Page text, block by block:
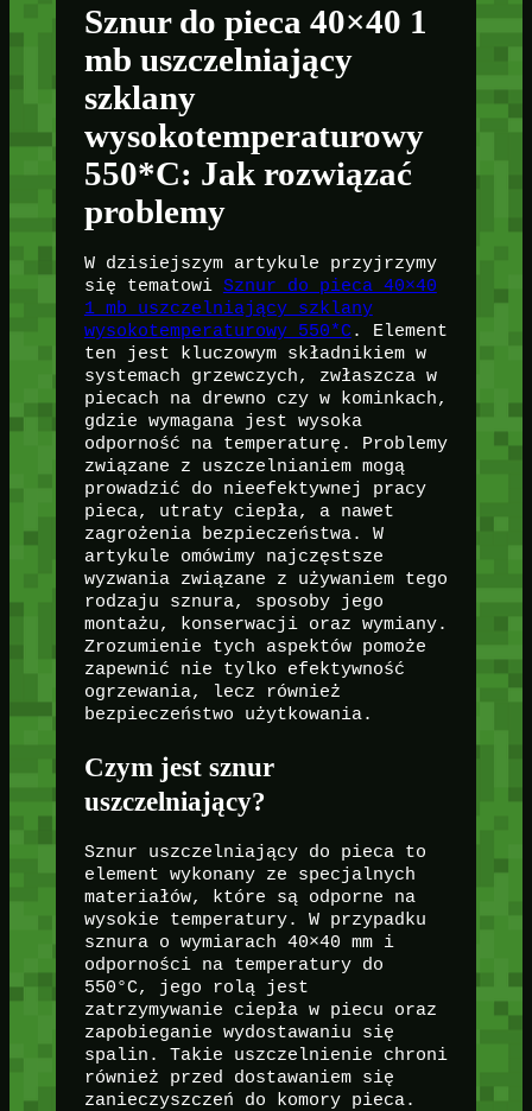
Sznur do pieca 40×40 1
mb uszczelniający
szklany
wysokotemperaturowy
550*C: Jak rozwiązać
problemy
W dzisiejszym artykule przyjrzymy
się tematowi Sznur do pieca 40×40
1 mb uszczelniający szklany
wysokotemperaturowy 550*C. Element
ten jest kluczowym składnikiem w
systemach grzewczych, zwłaszcza w
piecach na drewno czy w kominkach,
gdzie wymagana jest wysoka
odporność na temperaturę. Problemy
związane z uszczelnianiem mogą
prowadzić do nieefektywnej pracy
pieca, utraty ciepła, a nawet
zagrożenia bezpieczeństwa. W
artykule omówimy najczęstsze
wyzwania związane z używaniem tego
rodzaju sznura, sposoby jego
montażu, konserwacji oraz wymiany.
Zrozumienie tych aspektów pomoże
zapewnić nie tylko efektywność
ogrzewania, lecz również
bezpieczeństwo użytkowania.
Czym jest sznur
uszczelniający?
Sznur uszczelniający do pieca to
element wykonany ze specjalnych
materiałów, które są odporne na
wysokie temperatury. W przypadku
sznura o wymiarach 40×40 mm i
odporności na temperatury do
550°C, jego rolą jest
zatrzymywanie ciepła w piecu oraz
zapobieganie wydostawaniu się
spalin. Takie uszczelnienie chroni
również przed dostawaniem się
zanieczyszczeń do komory pieca.